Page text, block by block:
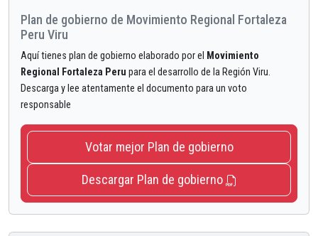
Plan de gobierno de Movimiento Regional Fortaleza
Peru Viru
Aquí tienes plan de gobierno elaborado por el Movimiento
Regional Fortaleza Peru para el desarrollo de la Región Viru.
Descarga y lee atentamente el documento para un voto
responsable
Votar mejor Plan de gobierno
Descargar Plan de gobierno